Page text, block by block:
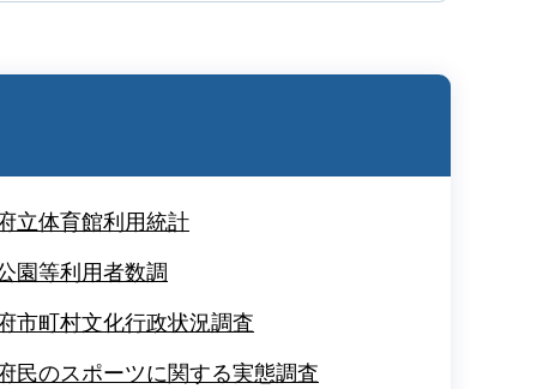
立体育館利用統計
園等利用者数調
市町村文化行政状況調査
民のスポーツに関する実態調査